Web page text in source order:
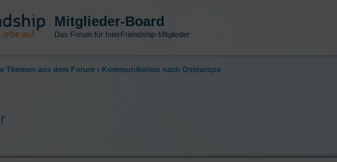
Mitglieder-Board
Das Forum für InterFriendship-Mitglieder
Themen aus dem Forum ‹ Kommunikation nach Osteuropa